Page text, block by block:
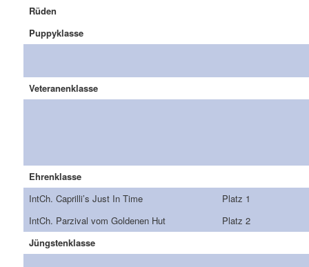
Rüden
Puppyklasse
Veteranenklasse
Ehrenklasse
IntCh. Caprilli’s Just In Time
Platz 1
IntCh. Parzival vom Goldenen Hut
Platz 2
Jüngstenklasse